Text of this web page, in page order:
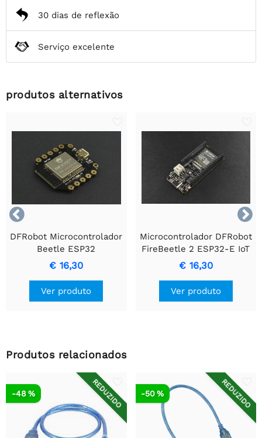
30 dias de reflexão
Serviço excelente
produtos alternativos


DFRobot Microcontrolador
Beetle ESP32
€ 16,30
Ver produto
Microcontrolador DFRobot
FireBeetle 2 ESP32-E IoT
- Wi-Fi e Bluetooth - com
conectores soldados
€ 16,30
Ver produto
Produtos relacionados
REDUZIDO
-48 % REDUZIDO
-50 %